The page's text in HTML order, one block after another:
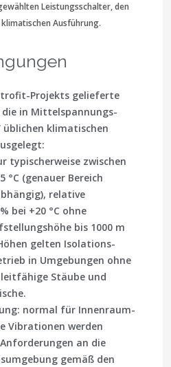
Leistungsschalter, den
Ausführung.
Projekts gelieferte
in Mittelspannungs-
üblichen klimatischen
typischerweise zwischen
°C (genauer Bereich
relative
bei +20 °C ohne
bis 1000 m
gelten Isolations-
in Umgebungen ohne
Stäube und
normal für Innenraum-
Vibrationen werden
an die
gemäß den